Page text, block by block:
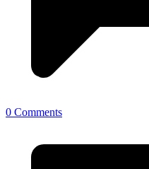
0 Comments